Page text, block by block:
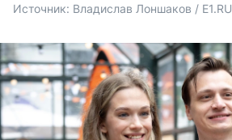
Источник: Владислав Лоншаков / E1.RU